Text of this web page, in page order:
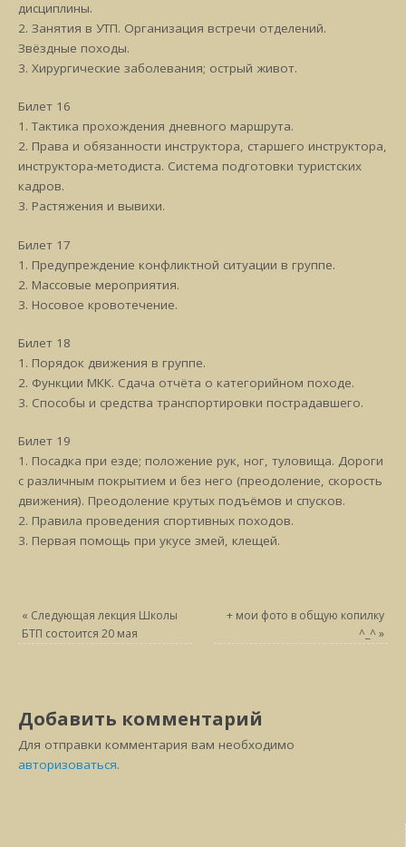
дисциплины.
2. Занятия в УТП. Организация встречи отделений.
Звёздные походы.
3. Хирургические заболевания; острый живот.
Билет 16
1. Тактика прохождения дневного маршрута.
2. Права и обязанности инструктора, старшего инструктора,
инструктора-методиста. Система подготовки туристских
кадров.
3. Растяжения и вывихи.
Билет 17
1. Предупреждение конфликтной ситуации в группе.
2. Массовые мероприятия.
3. Носовое кровотечение.
Билет 18
1. Порядок движения в группе.
2. Функции МКК. Сдача отчёта о категорийном походе.
3. Способы и средства транспортировки пострадавшего.
Билет 19
1. Посадка при езде; положение рук, ног, туловища. Дороги
с различным покрытием и без него (преодоление, скорость
движения). Преодоление крутых подъёмов и спусков.
2. Правила проведения спортивных походов.
3. Первая помощь при укусе змей, клещей.
« Следующая лекция Школы
БТП состоится 20 мая
+ мои фото в общую копилку
^_^»
Добавить комментарий
Для отправки комментария вам необходимо
авторизоваться.